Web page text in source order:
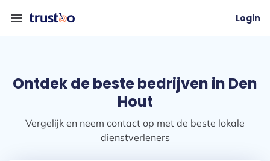
menu Login
Ontdek de beste bedrijven in Den
Hout
Vergelijk en neem contact op met de beste lokale
dienstverleners